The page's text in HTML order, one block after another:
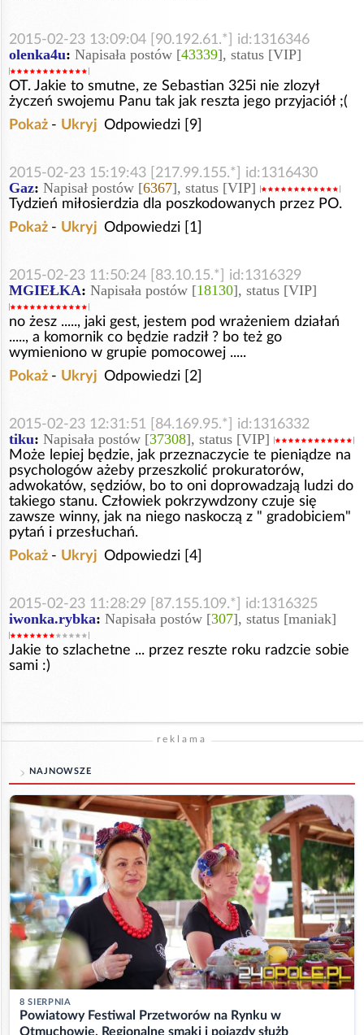
2015-02-23 13:09:04 [90.192.61.*] id:1316346
olenka4u: Napisała postów [43339], status [VIP]
OT. Jakie to smutne, ze Sebastian 325i nie zlozył
życzeń swojemu Panu tak jak reszta jego przyjaciół ;(
Pokaż - Ukryj Odpowiedzi [9]
2015-02-23 15:19:43 [217.99.155.*] id:1316430
Gaz: Napisał postów [6367], status [VIP]
Tydzień miłosierdzia dla poszkodowanych przez PO.
Pokaż - Ukryj Odpowiedzi [1]
2015-02-23 11:50:24 [83.10.15.*] id:1316329
MGIEŁKA: Napisała postów [18130], status [VIP]
no żesz ....., jaki gest, jestem pod wrażeniem działań
....., a komornik co będzie radził ? bo też go
wymieniono w grupie pomocowej .....
Pokaż - Ukryj Odpowiedzi [2]
2015-02-23 12:31:51 [84.169.95.*] id:1316332
tiku: Napisała postów [37308], status [VIP]
Może lepiej będzie, jak przeznaczycie te pieniądze na
psychologów ażeby przeszkolić prokuratorów,
adwokatów, sędziów, bo to oni doprowadzają ludzi do
takiego stanu. Człowiek pokrzywdzony czuje się
zawsze winny, jak na niego naskoczą z " gradobiciem"
pytań i przesłuchań.
Pokaż - Ukryj Odpowiedzi [4]
2015-02-23 11:28:29 [87.155.109.*] id:1316325
iwonka.rybka: Napisała postów [307], status [maniak]
Jakie to szlachetne ... przez reszte roku radzcie sobie
sami :)
reklama
NAJNOWSZE
8 SIERPNIA
Powiatowy Festiwal Przetworów na Rynku w
Otmuchowie. Regionalne smaki i pojazdy służb